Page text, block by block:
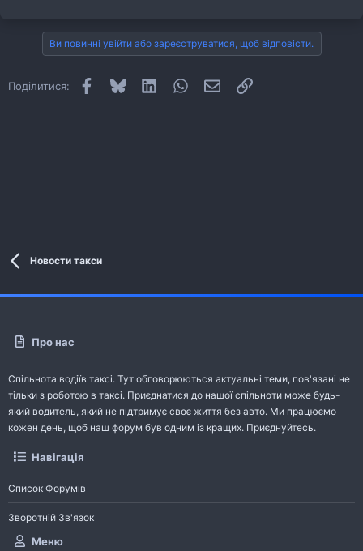
Ви повинні увійти або зареєструватися, щоб відповісти.
Поділитися: Facebook
Bluesky LinkedInWhatsApp
E-mailПосилання
Новости такси
Про нас
Спільнота водіїв таксі. Тут обговорюються актуальні теми, пов'язані не
тільки з роботою в таксі. Приєднатися до нашої спільноти може будь-
який водитель, який не підтримує своє життя без авто. Ми працюємо
кожен день, щоб наш форум був одним із кращих. Приєднуйтесь.
Навігація
Список Форумів
Зворотній Зв'язок
Меню